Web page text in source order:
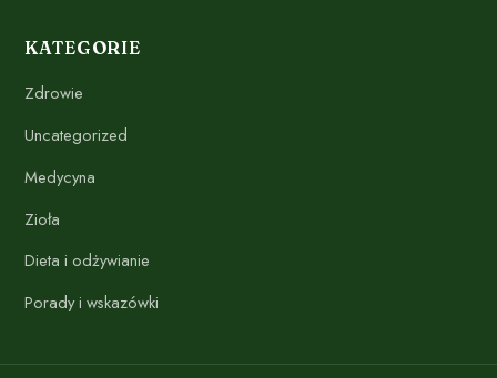
KATEGORIE
Zdrowie
Uncategorized
Medycyna
Zioła
Dieta i odżywianie
Porady i wskazówki